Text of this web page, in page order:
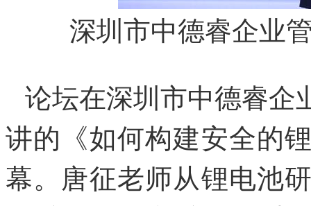
深圳市中德睿企业
论坛在深圳市中德睿企
讲的《如何构建安全的
幕。唐征老师从锂电池